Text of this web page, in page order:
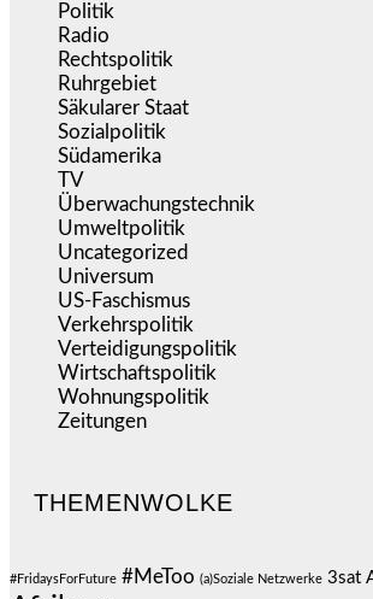
Politik
Radio
Rechtspolitik
Ruhrgebiet
Säkularer Staat
Sozialpolitik
Südamerika
TV
Überwachungstechnik
Umweltpolitik
Uncategorized
Universum
US-Faschismus
Verkehrspolitik
Verteidigungspolitik
Wirtschaftspolitik
Wohnungspolitik
Zeitungen
THEMENWOLKE
#FridaysForFuture #MeToo (a)Soziale Netzwerke 3sat